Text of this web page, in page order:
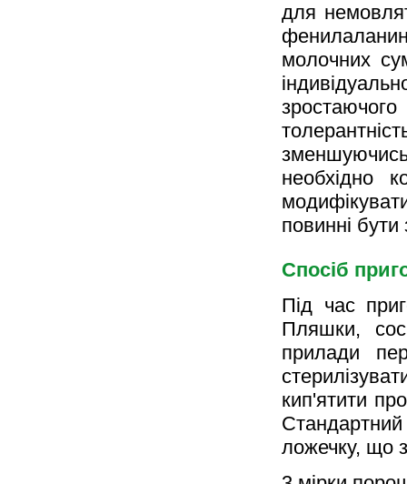
для
молочних
необхідно
повинні
Спосіб
Під час
Пляшки,
прилади
кип'ятити
ложечку, що